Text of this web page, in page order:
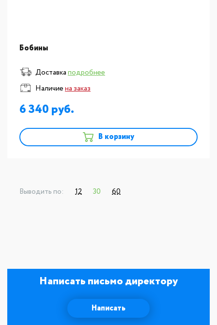
Бобины
Доставкаподробнее
Наличиена заказ
6 340
В корзину
Выводить по: 12 30 60
Написать письмо директору
Написать